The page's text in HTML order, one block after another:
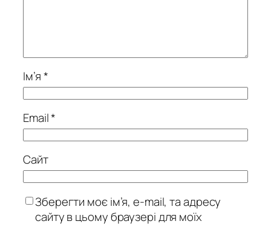
Ім’я*
Email*
Сайт
Зберегти моє ім’я, e-mail, та адресу
сайту в цьому браузері для моїх